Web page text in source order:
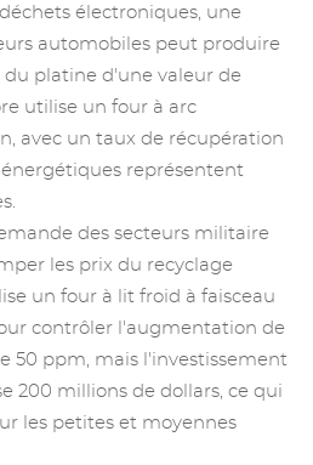
électroniques, une
automobiles peut produire
platine d'une valeur de
utilise un four à arc
avec un taux de récupération
énergétiques représentent
des secteurs militaire
les prix du recyclage
un four à lit froid à faisceau
contrôler l'augmentation de
50 ppm, mais l'investissement
200 millions de dollars, ce qui
les petites et moyennes